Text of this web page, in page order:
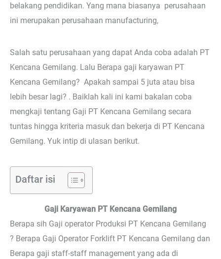
belakang pendidikan. Yang mana biasanya perusahaan
ini merupakan perusahaan manufacturing,
Salah satu perusahaan yang dapat Anda coba adalah PT
Kencana Gemilang. Lalu Berapa gaji karyawan PT
Kencana Gemilang? Apakah sampai 5 juta atau bisa
lebih besar lagi? . Baiklah kali ini kami bakalan coba
mengkaji tentang Gaji PT Kencana Gemilang secara
tuntas hingga kriteria masuk dan bekerja di PT Kencana
Gemilang. Yuk intip di ulasan berikut.
Daftar isi
Gaji Karyawan PT Kencana Gemilang
Berapa sih Gaji operator Produksi PT Kencana Gemilang
? Berapa Gaji Operator Forklift PT Kencana Gemilang dan
Berapa gaji staff-staff management yang ada di